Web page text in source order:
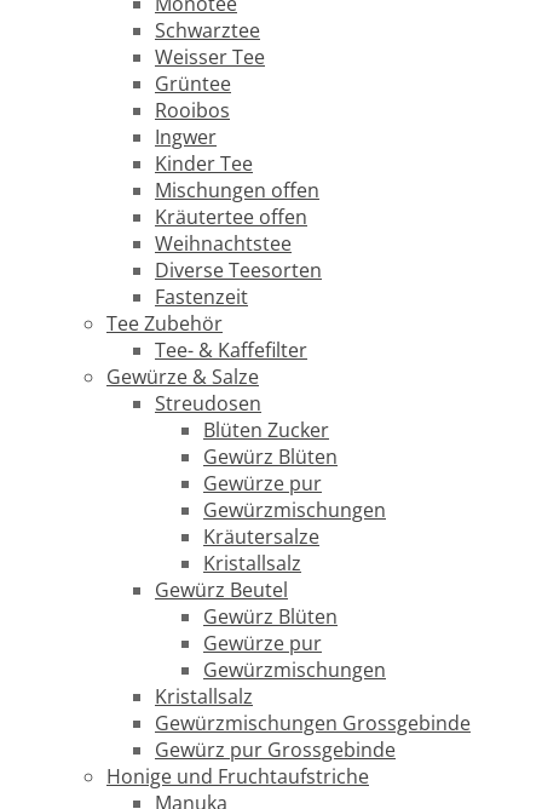
Schwarztee
Weisser Tee
Grüntee
Rooibos
Ingwer
Kinder Tee
Mischungen offen
Kräutertee offen
Weihnachtstee
Diverse Teesorten
Fastenzeit
Tee Zubehör
Tee- & Kaffefilter
Gewürze & Salze
Streudosen
Blüten Zucker
Gewürz Blüten
Gewürze pur
Gewürzmischungen
Kräutersalze
Kristallsalz
Gewürz Beutel
Gewürz Blüten
Gewürze pur
Gewürzmischungen
Kristallsalz
Gewürzmischungen Grossgebinde
Gewürz pur Grossgebinde
Honige und Fruchtaufstriche
Manuka